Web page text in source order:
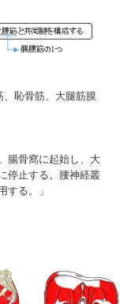
、 恥骨筋、 大腿筋膜
腸骨窩に起始し、大
停止する。腰神経叢
する。」